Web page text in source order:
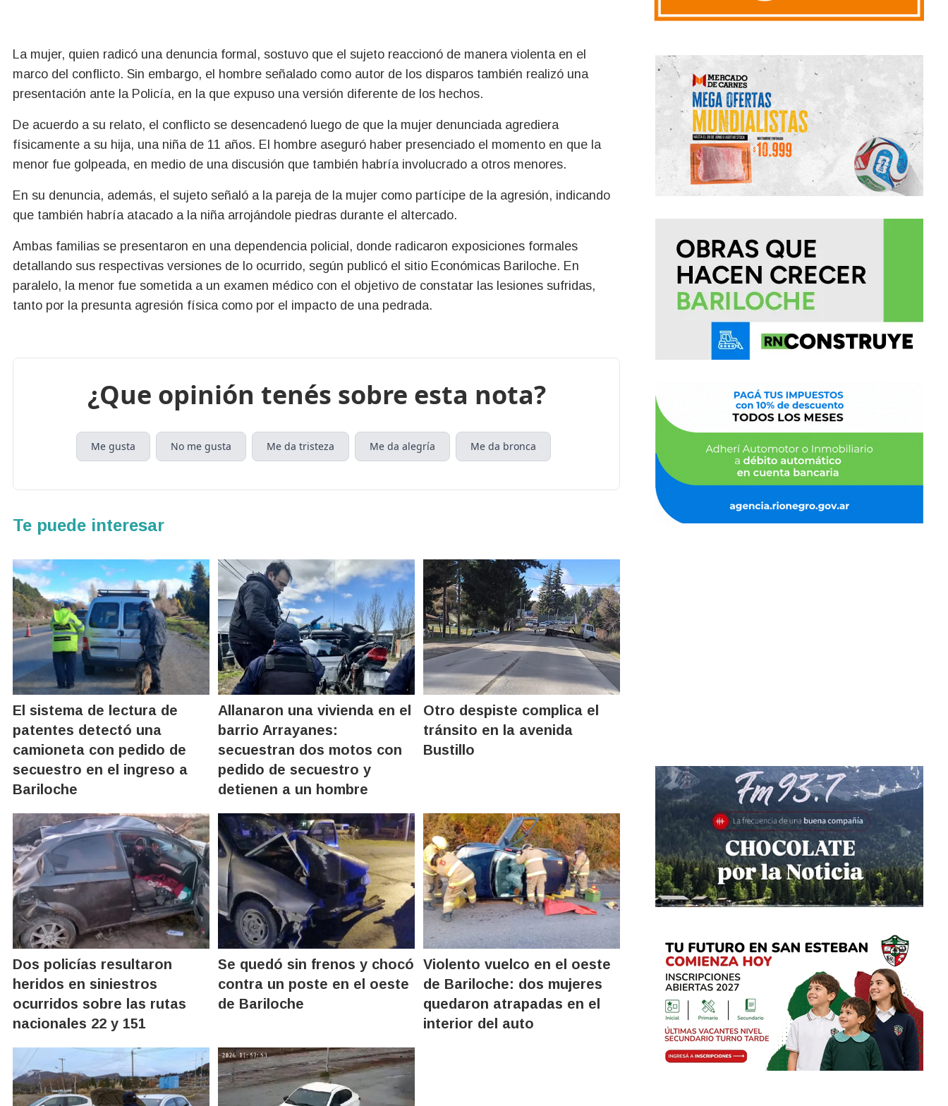
La mujer, quien radicó una denuncia formal, sostuvo que el sujeto reaccionó de manera violenta en el
marco del conflicto. Sin embargo, el hombre señalado como autor de los disparos también realizó una
presentación ante la Policía, en la que expuso una versión diferente de los hechos.
De acuerdo a su relato, el conflicto se desencadenó luego de que la mujer denunciada agrediera
físicamente a su hija, una niña de 11 años. El hombre aseguró haber presenciado el momento en que la
menor fue golpeada, en medio de una discusión que también habría involucrado a otros menores.
En su denuncia, además, el sujeto señaló a la pareja de la mujer como partícipe de la agresión, indicando
que también habría atacado a la niña arrojándole piedras durante el altercado.
Ambas familias se presentaron en una dependencia policial, donde radicaron exposiciones formales
detallando sus respectivas versiones de lo ocurrido, según publicó el sitio Económicas Bariloche. En
paralelo, la menor fue sometida a un examen médico con el objetivo de constatar las lesiones sufridas,
tanto por la presunta agresión física como por el impacto de una pedrada.
¿Que opinión tenés sobre esta nota?
Me gusta No me gusta Me da tristeza Me da alegría Me da bronca
Te puede interesar
El sistema de lectura de
patentes detectó una
camioneta con pedido de
secuestro en el ingreso a
Bariloche
Allanaron una vivienda en el
barrio Arrayanes:
secuestran dos motos con
pedido de secuestro y
detienen a un hombre
Otro despiste complica el
tránsito en la avenida
Bustillo
Dos policías resultaron
heridos en siniestros
ocurridos sobre las rutas
nacionales 22 y 151
Se quedó sin frenos y chocó
contra un poste en el oeste
de Bariloche
Violento vuelco en el oeste
de Bariloche: dos mujeres
quedaron atrapadas en el
interior del auto